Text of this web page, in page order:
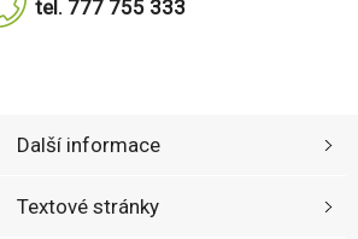
tel. 777 755 333
Další informace
Textové stránky